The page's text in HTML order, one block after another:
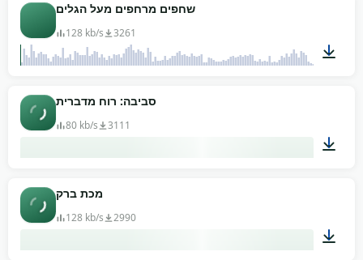
שחפים מרחפים מעל הגלים
128 kb/s 3261
סביבה: רוח מדברית
80 kb/s 3111
מכת ברק
128 kb/s 2990